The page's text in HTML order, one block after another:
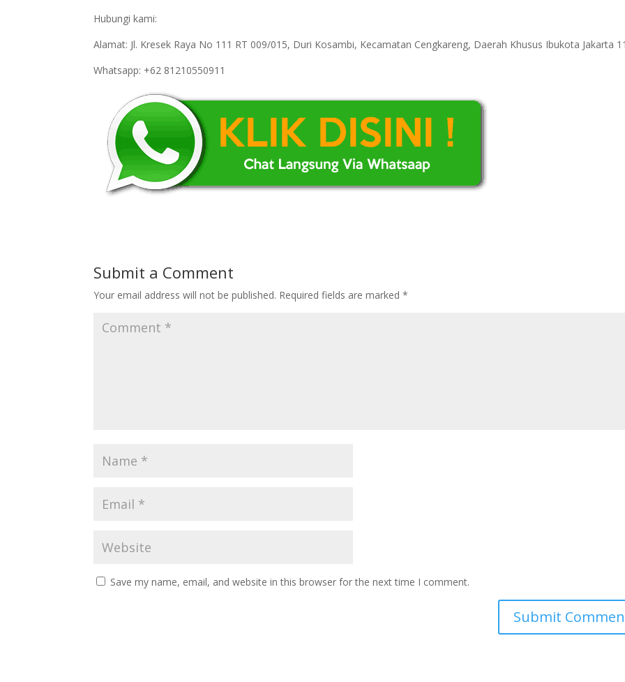
Hubungi kami:
Alamat: Jl. Kresek Raya No 111 RT 009/015, Duri Kosambi, Kecamatan Cengkareng, Daerah Khusus Ibukota Jakarta
Whatsapp: +62 81210550911
Submit a Comment
Your email address will not be published. Required fields are marked*
Save my name, email, and website in this browser for the next time I comment.